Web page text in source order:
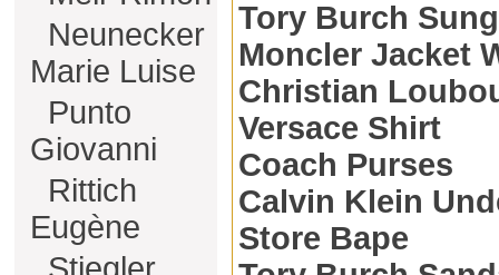
Neunecker
Marie Luise
Punto
Giovanni
Rittich
Eugène
Tory Burch
Moncler Jacket
Christian
Versace Shirt
Coach Purses
Calvin Klein
Store Bape